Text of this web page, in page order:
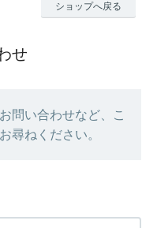
ショップへ戻る
せ
問い合わせなど、こ
尋ねください。